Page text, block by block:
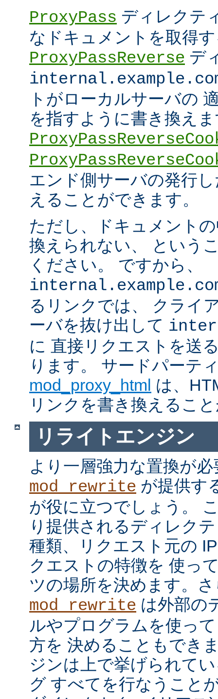
ProxyPass ディレクテ
なドキュメントを取得
ProxyPassReverse デ
トがローカルサーバの
を指すように書き換え
エンド側サーバの発行
えることができます。
ただし、ドキュメント
換えられない、 という
ください。 ですから、
るリンクでは、 クライ
ーバを抜け出して
に 直接リクエストを送
ります。 サードパーテ
mod_proxy_html は、
リンクを書き換えるこ
リライトエンジン
より一層強力な置換が
mod_rewrite が提供す
が役に立つでしょう。
り提供されるディレク
種類、リクエスト元の
クエストの特徴を 使っ
ツの場所を決めます。
mod_rewrite は外部の
ルやプログラムを使っ
方を 決めることもでき
ジンは上で挙げられて
グ すべてを行なうこと